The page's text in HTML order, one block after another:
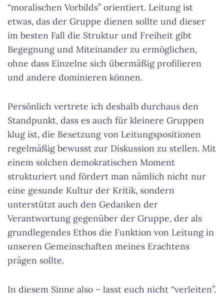
“moralischen Vorbilds” orientiert. Leitung ist
etwas, das der Gruppe dienen sollte und dieser
im besten Fall die Struktur und Freiheit gibt
Begegnung und Miteinander zu ermöglichen,
ohne dass Einzelne sich übermäßig profilieren
und andere dominieren können.
Persönlich vertrete ich deshalb durchaus den
Standpunkt, dass es auch für kleinere Gruppen
klug ist, die Besetzung von Leitungspositionen
regelmäßig bewusst zur Diskussion zu stellen. Mit
einem solchen demokratischen Moment
strukturiert und fördert man nämlich nicht nur
eine gesunde Kultur der Kritik, sondern
unterstützt auch den Gedanken der
Verantwortung gegenüber der Gruppe, der als
grundlegendes Ethos die Funktion von Leitung in
unseren Gemeinschaften meines Erachtens
prägen sollte.
In diesem Sinne also – lasst euch nicht “verleiten”.